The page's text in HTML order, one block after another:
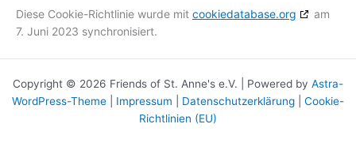
Diese Cookie-Richtlinie wurde mit cookiedatabase.org
am
7. Juni 2023 synchronisiert.
Copyright © 2026 Friends of St. Anne's e.V. | Powered by Astra-
WordPress-Theme
Impressum Datenschutzerklärung
Cookie-
Richtlinien (EU)